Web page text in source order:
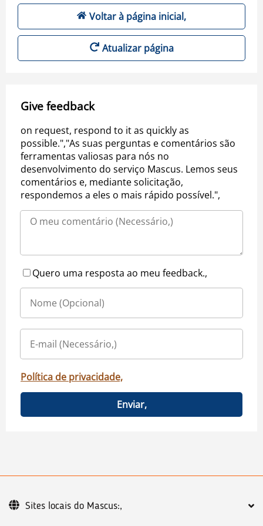
Voltar à página inicial,
Atualizar página
Give feedback
on request, respond to it as quickly as
possible.","As suas perguntas e comentários são
ferramentas valiosas para nós no
desenvolvimento do serviço Mascus. Lemos seus
comentários e, mediante solicitação,
respondemos a eles o mais rápido possível.",
Quero uma resposta ao meu feedback.,
Política de privacidade,
Enviar,
Sites locais do Mascus:,